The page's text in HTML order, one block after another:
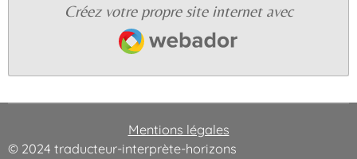
Créez votre propre site internet avec
Webador
Mentions légales
© 2024 traducteur-interprète-horizons